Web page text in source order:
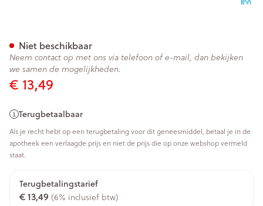
€ 13,49
Terugbetaalbaar
Als je recht hebt op een terugbetaling voor dit geneesmiddel, betaal je in de
apotheek een verlaagde prijs en niet de prijs die op onze webshop vermeld
staat.
Terugbetalingstarief
€ 13,49 (6% inclusief btw)
Niet beschikbaar
Neem contact op met ons via telefoon of e-mail, dan bekijken
we samen de mogelijkheden.